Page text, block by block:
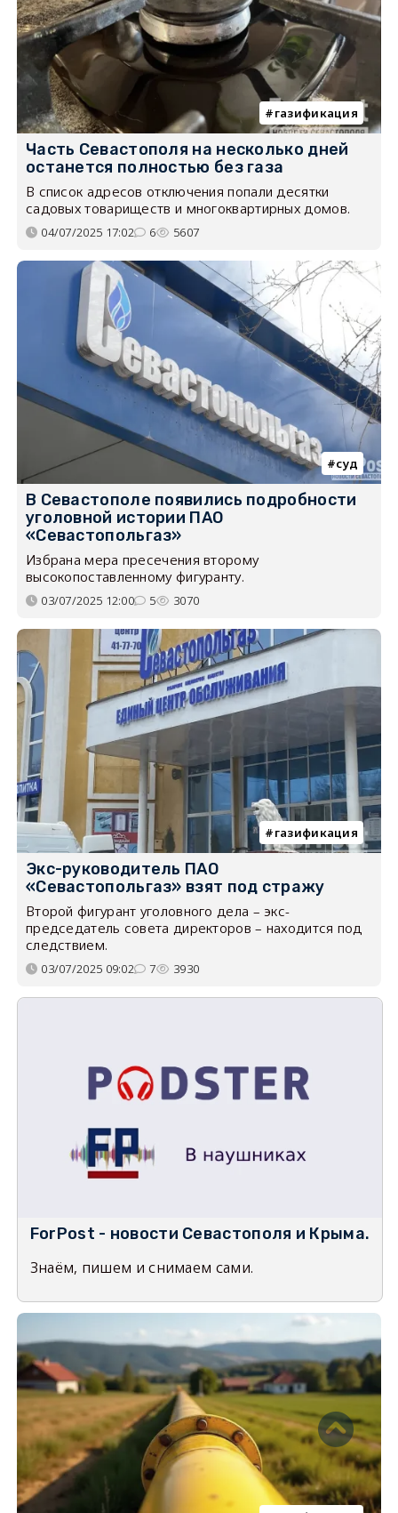
газификация
Часть Севастополя на несколько дней
останется полностью без газа
В список адресов отключения попали десятки
садовых товариществ и многоквартирных домов.
04/07/2025 17:02 6 5607
суд
В Севастополе появились подробности
уголовной истории ПАО
«Севастопольгаз»
Избрана мера пресечения второму
высокопоставленному фигуранту.
03/07/2025 12:00 5 3070
газификация
Экс-руководитель ПАО
«Севастопольгаз» взят под стражу
Второй фигурант уголовного дела – экс-
председатель совета директоров – находится под
следствием.
03/07/2025 09:02 7 3930
ForPost - новости Севастополя и Крыма.
Знаём, пишем и снимаем сами.